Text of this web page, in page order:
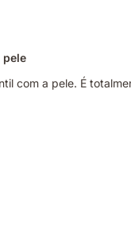
pele
com a pele. É